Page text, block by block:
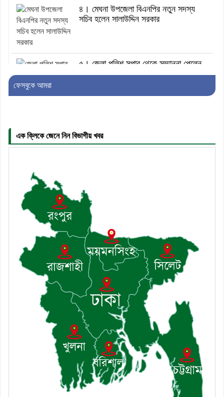
৪। মেঘনা উপজেলা বিএনপির নতুন সদস্য
সচিব হলেন সালাউদ্দিন সরকার
৫। জেলা পুলিশ সুপার থেকে সম্মাননা পেলেন
দাউদকান্দি মডেল থানার এএসআই সজল
৮। মেঘনায় আইন-শৃঙ্খলা কমিটির মাসিক
সভা অনুষ্ঠিত
৯। জাতীয় নেতা ড. খন্দকার মোশাররফ
হোসেনের মূল্যায়ন কোথায় এবং একটি
বিশ্লেষণ
১০। দাউদকান্দিতে ইউপি সদস্যকে মারধরের
চেষ্টা ও প্রাণনাশের হুমকির অভিযোগ
ফেসবুকে আমরা
এক ক্লিকে জেনে নিন বিভাগীয় খবর